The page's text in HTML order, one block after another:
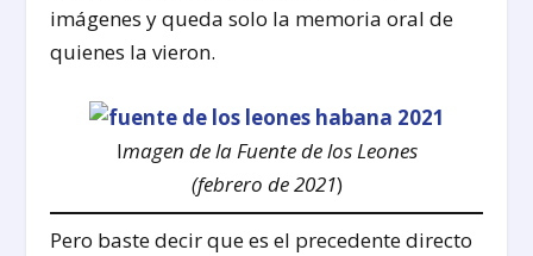
imágenes y queda solo la memoria oral de
quienes la vieron.
Imagen de la Fuente de los Leones
(febrero de 2021)
Pero baste decir que es el precedente directo